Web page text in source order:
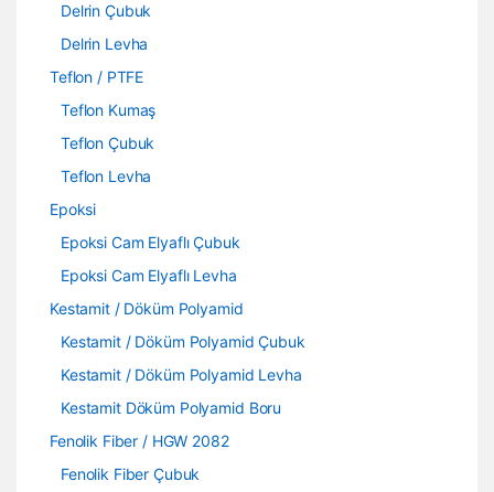
Delrin Çubuk
Delrin Levha
Teflon / PTFE
Teflon Kumaş
Teflon Çubuk
Teflon Levha
Epoksi
Epoksi Cam Elyaflı Çubuk
Epoksi Cam Elyaflı Levha
Kestamit / Döküm Polyamid
Kestamit / Döküm Polyamid Çubuk
Kestamit / Döküm Polyamid Levha
Kestamit Döküm Polyamid Boru
Fenolik Fiber / HGW 2082
Fenolik Fiber Çubuk